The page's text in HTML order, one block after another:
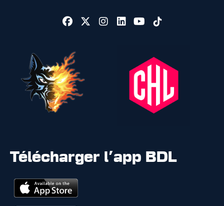
Télécharger l'app BDL